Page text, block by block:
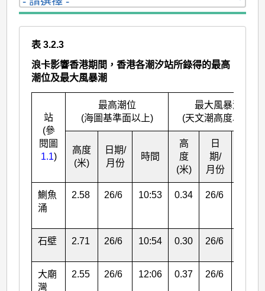
表 3.2.3
浪卡影響香港期間，香港各潮汐站所錄得的最高
潮位及最大風暴潮
站
(參
閱圖
1.1)
最高潮位
(海圖基準面以上)
最大風暴潮
(天文潮高度以上)
高度
(米)
日期/
月份
時間
高
度
(米)
日
期/
月份
鰂魚
涌
2.58 26/6 10:53 0.34 26/6
石壁 2.71 26/6 10:54 0.30 26/6
大廟
灣
2.55 26/6 12:06 0.37 26/6